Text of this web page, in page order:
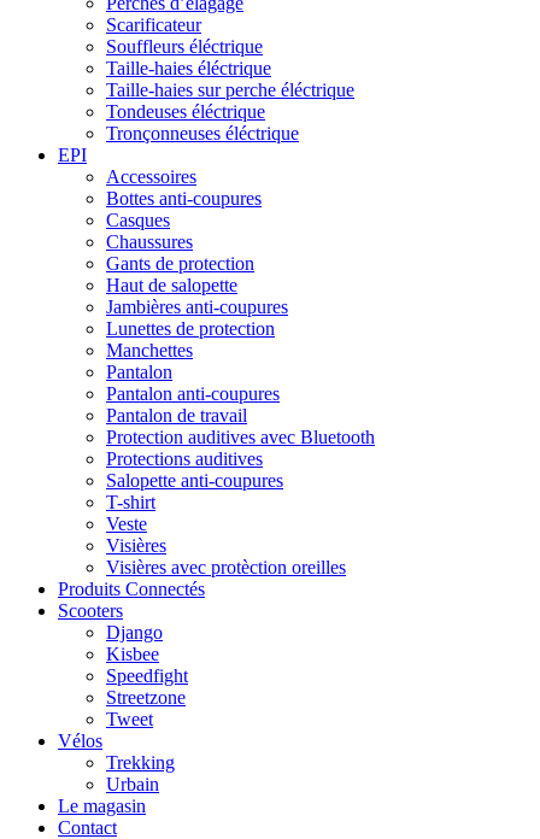
Scarificateur
Souffleurs éléctrique
Taille-haies éléctrique
Taille-haies sur perche éléctrique
Tondeuses éléctrique
Tronçonneuses éléctrique
EPI
Accessoires
Bottes anti-coupures
Casques
Chaussures
Gants de protection
Haut de salopette
Jambières anti-coupures
Lunettes de protection
Manchettes
Pantalon
Pantalon anti-coupures
Pantalon de travail
Protection auditives avec Bluetooth
Protections auditives
Salopette anti-coupures
T-shirt
Veste
Visières
Visières avec protèction oreilles
Produits Connectés
Scooters
Django
Kisbee
Speedfight
Streetzone
Tweet
Vélos
Trekking
Urbain
Le magasin
Contact